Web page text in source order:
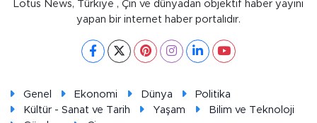
Lotus News, Türkiye , Çin ve dünyadan objektif haber yayını
yapan bir internet haber portalıdır.
Genel Ekonomi Dünya
Politika
Kültür - Sanat ve Tarih
Yaşam
Bilim ve Teknoloji